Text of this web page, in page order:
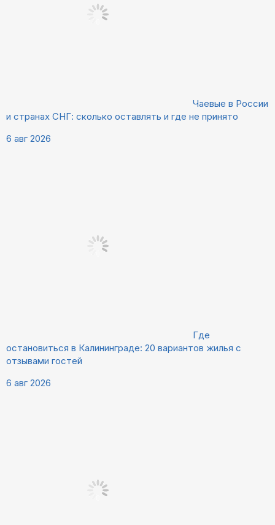
Чаевые в России
и странах СНГ: сколько оставлять и где не принято
6 авг 2026
Где
остановиться в Калининграде: 20 вариантов жилья с
отзывами гостей
6 авг 2026